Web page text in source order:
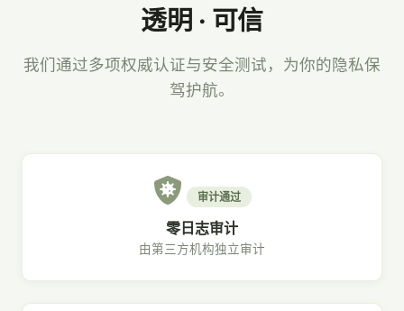
透明 · 可信
我们通过多项权威认证与安全测试，为你的隐私保
驾护航。
审计通过
零日志审计
由第三方机构独立审计